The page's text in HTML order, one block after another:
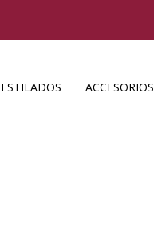
ACCESORIOS